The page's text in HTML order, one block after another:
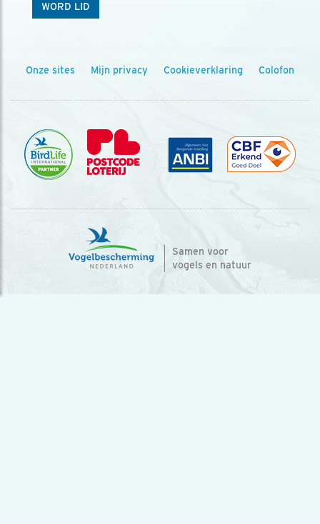
WORD LID
Onze sites Mijn privacy Cookieverklaring Colofon
Samen voor
vogels en natuur